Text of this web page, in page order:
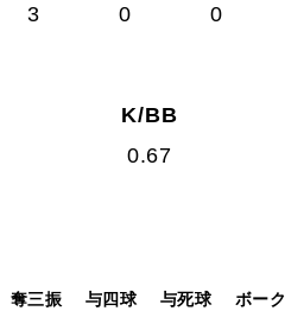
3 0 0
K/BB
0.67
奪三振 与四球 与死球 ボーク